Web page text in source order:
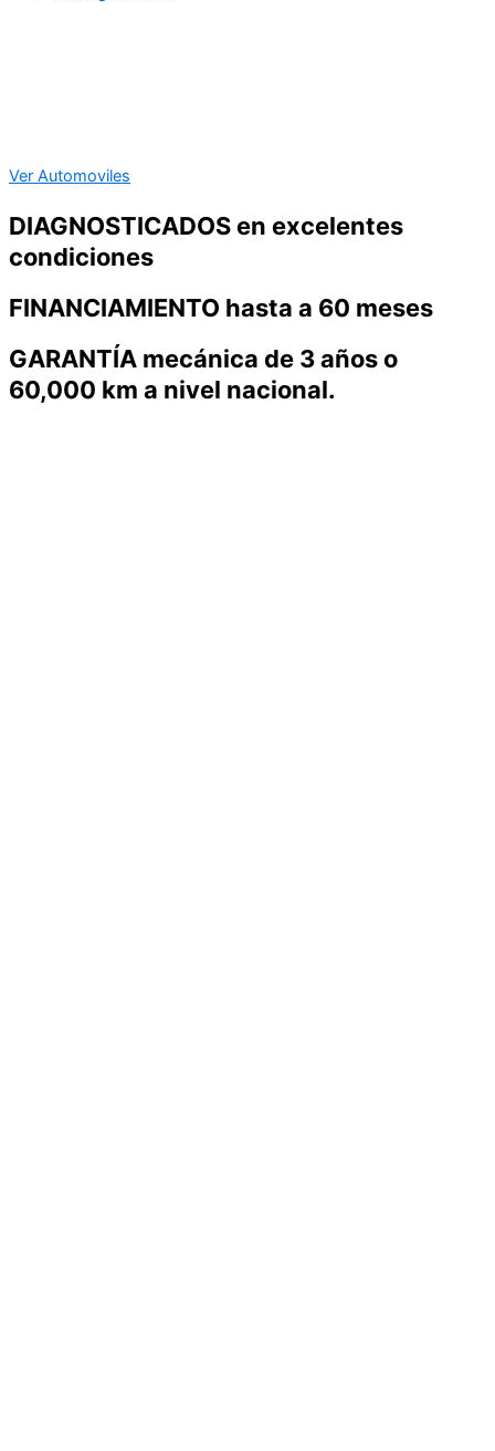
Ver Automoviles
DIAGNOSTICADOS en excelentes
condiciones
FINANCIAMIENTO hasta a 60 meses
GARANTÍA mecánica de 3 años o
60,000 km a nivel nacional.